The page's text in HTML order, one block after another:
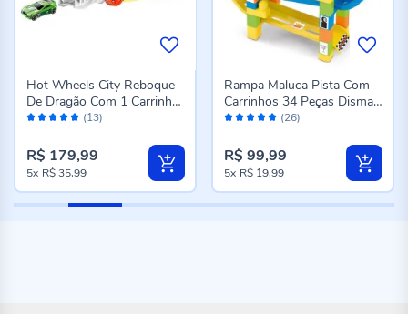
Avaliação: (13)
Hot Wheels City Reboque
De Dragão Com 1 Carrinho
Mattel - GTK42
R$ 179,99
5x R$ 35,99
Avaliação: (26)
Rampa Maluca Pista Com
Carrinhos 34 Peças Dismat
- 2127
R$ 99,99
5x R$ 19,99